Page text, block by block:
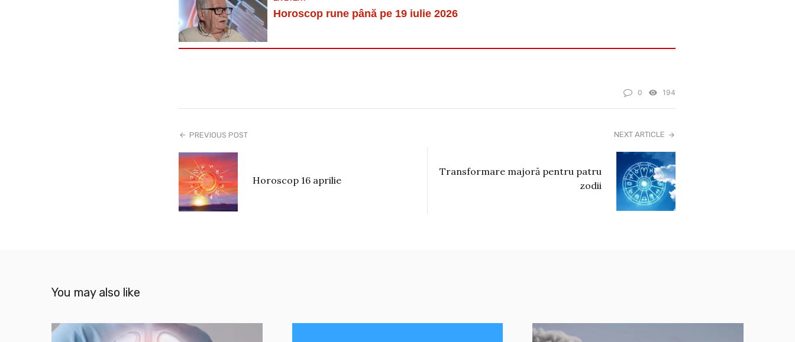
Horoscop rune până pe 19 iulie 2026
0 194
PREVIOUS POST
Horoscop 16 aprilie
NEXT ARTICLE
Transformare majoră pentru patru
zodii
You may also like